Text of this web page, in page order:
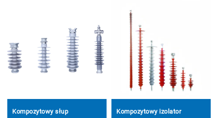
Kompozytowy słup
Kompozytowy izolator